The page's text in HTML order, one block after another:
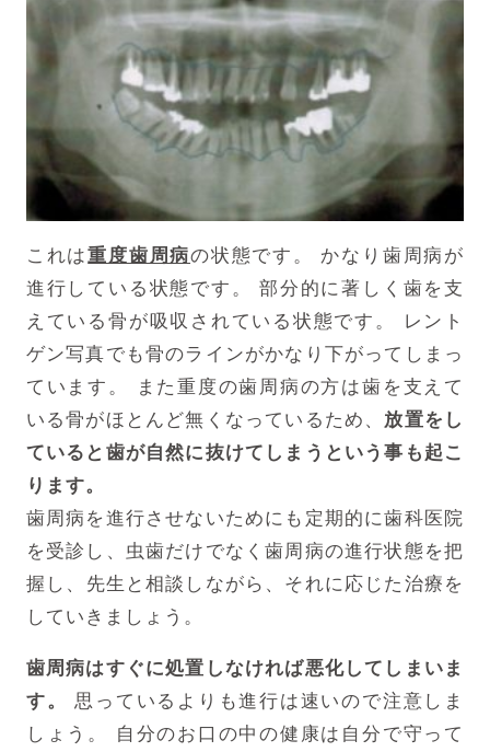
これは重度歯周病の状態です。
かなり歯周病が
進行している状態です。
部分的に著しく歯を支
えている骨が吸収されている状態です。
レント
ゲン写真でも骨のラインがかなり下がってしまっ
ています。
また重度の歯周病の方は歯を支えて
いる骨がほとんど無くなっているため、 放置をし
ていると歯が自然に抜けてしまうという事も起こ
ります。
歯周病を進行させないためにも定期的に歯科医院
を受診し、虫歯だけでなく歯周病の進行状態を把
握し、 先生と相談しながら、それに応じた治療を
していきましょう。
歯周病はすぐに処置しなければ悪化してしまいま
す。
思っているよりも進行は速いので注意しま
しょう。
自分のお口の中の健康は自分で守って